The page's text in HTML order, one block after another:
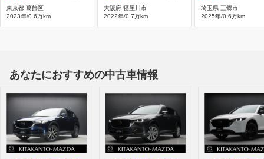
東京都 葛飾区
2023年/0.6万km
大阪府 寝屋川市
2022年/0.7万km
埼玉県 三郷市
2025年/0.6万km
あなたにおすすめの中古車情報